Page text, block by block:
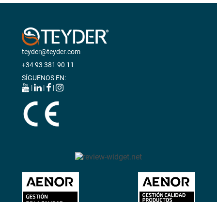
teyder@teyder.com
+34 93 381 90 11
SÍGUENOS EN:
|
| |